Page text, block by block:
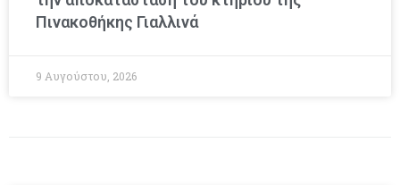
Πινακοθήκης Γιαλλινά
9 Αυγούστου, 2026